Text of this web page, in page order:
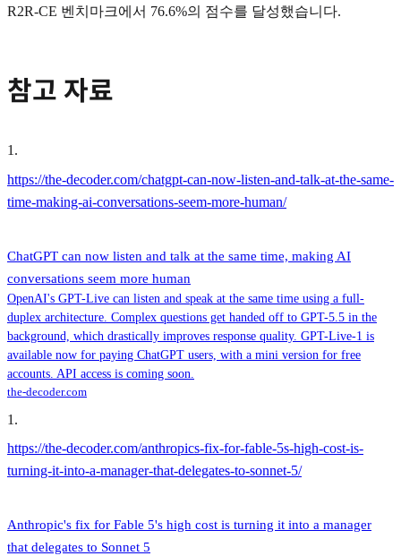
R2R-CE 벤치마크에서 76.6%의 점수를 달성했습니다.
참고 자료
1 .
https://the-decoder.com/chatgpt-can-now-listen-and-talk-at-the-same-
time-making-ai-conversations-seem-more-human/
ChatGPT can now listen and talk at the same time, making AI
conversations seem more human
OpenAI's GPT-Live can listen and speak at the same time using a full-
duplex architecture. Complex questions get handed off to GPT-5.5 in the
background, which drastically improves response quality. GPT-Live-1 is
available now for paying ChatGPT users, with a mini version for free
accounts. API access is coming soon.
the-decoder.com
1 .
https://the-decoder.com/anthropics-fix-for-fable-5s-high-cost-is-
turning-it-into-a-manager-that-delegates-to-sonnet-5/
Anthropic's fix for Fable 5's high cost is turning it into a manager
that delegates to Sonnet 5